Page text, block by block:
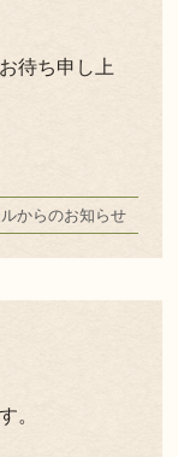
待ち申し上
からのお知らせ
。